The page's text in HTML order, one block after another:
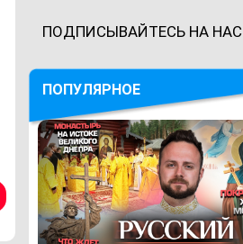
ПОДПИСЫВАЙТЕСЬ НА НАС
ПОПУЛЯРНОЕ